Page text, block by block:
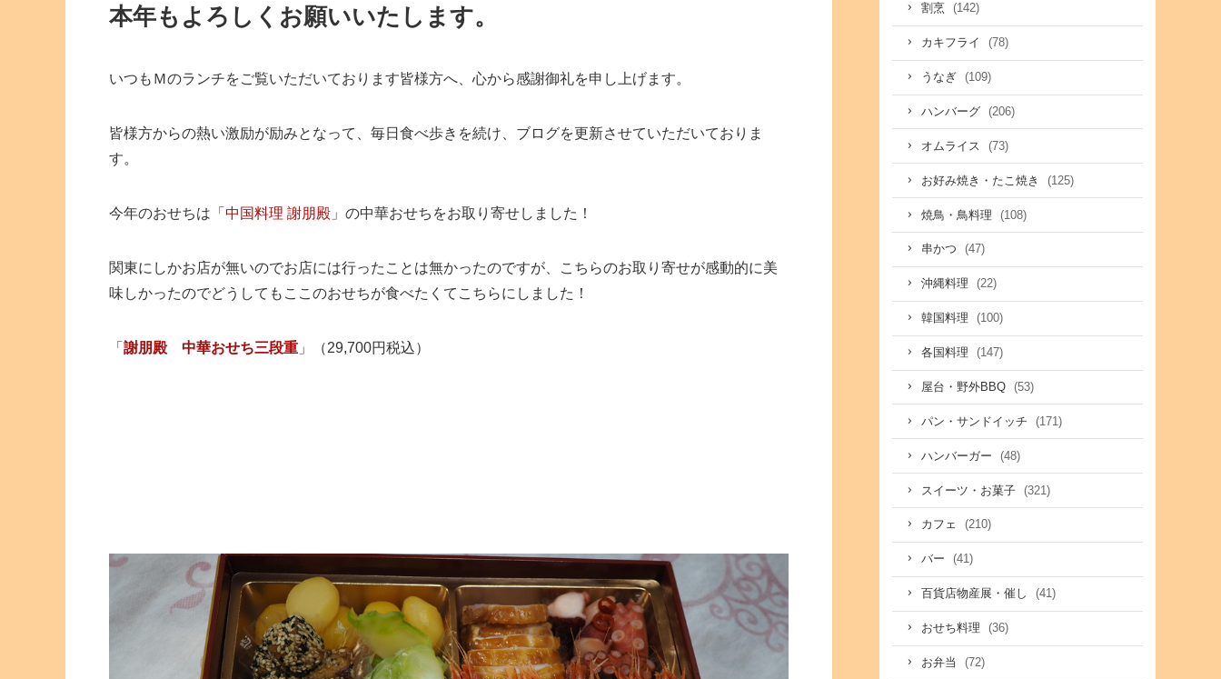
本年もよろしくお願いいたします。
いつもＭのランチをご覧いただいております皆様方へ、心から感謝御礼を申し上げます。
皆様方からの熱い激励が励みとなって、毎日食べ歩きを続け、ブログを更新させていただいておりま
す。
今年のおせちは「 中国料理 謝朋殿 」の中華おせちをお取り寄せしました！
関東にしかお店が無いのでお店には行ったことは無かったのですが、
こちらのお取り寄せが感動的に美
味しかったのでどうしてもここのおせちが食べたくてこちらにしました！
「 謝朋殿 中華おせち三段重 」（29,700円税込）
割烹 (142)
カキフライ (78)
うなぎ (109)
ハンバーグ (206)
オムライス (73)
お好み焼き・たこ焼き (125)
焼鳥・鳥料理 (108)
串かつ (47)
沖縄料理 (22)
韓国料理 (100)
各国料理 (147)
屋台・野外BBQ (53)
パン・サンドイッチ (171)
ハンバーガー (48)
スイーツ・お菓子 (321)
カフェ (210)
バー (41)
百貨店物産展・催し (41)
おせち料理 (36)
お弁当 (72)